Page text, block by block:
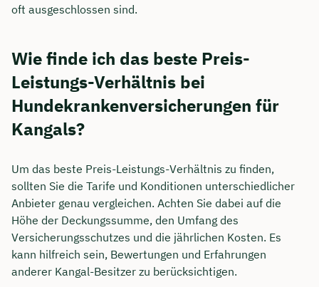
oft ausgeschlossen sind.
Wie finde ich das beste Preis-
Leistungs-Verhältnis bei
Hundekrankenversicherungen für
Kangals?
Um das beste Preis-Leistungs-Verhältnis zu finden,
sollten Sie die Tarife und Konditionen unterschiedlicher
Anbieter genau vergleichen. Achten Sie dabei auf die
Höhe der Deckungssumme, den Umfang des
Versicherungsschutzes und die jährlichen Kosten. Es
kann hilfreich sein, Bewertungen und Erfahrungen
anderer Kangal-Besitzer zu berücksichtigen.